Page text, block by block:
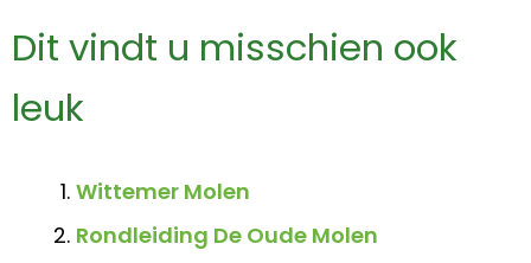
Dit vindt u misschien ook
leuk
Wittemer Molen
Rondleiding De Oude Molen